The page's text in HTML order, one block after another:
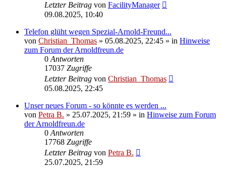
Letzter Beitrag von FacilityManager
09.08.2025, 10:40
Telefon glüht wegen Spezial-Arnold-Freund...
von Christian_Thomas » 05.08.2025, 22:45 » in Hinweise
zum Forum der Arnoldfreun.de
0Antworten
17037 Zugriffe
Letzter Beitrag von Christian_Thomas
05.08.2025, 22:45
Unser neues Forum - so könnte es werden ...
von Petra B. » 25.07.2025, 21:59 » in Hinweise zum Forum
der Arnoldfreun.de
0Antworten
17768 Zugriffe
Letzter Beitrag von Petra B.
25.07.2025, 21:59